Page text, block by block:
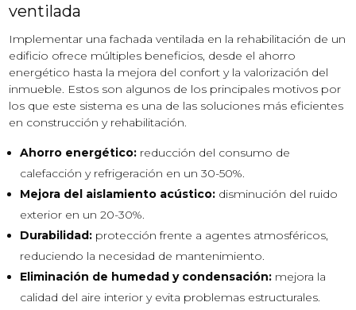
ventilada
Implementar una fachada ventilada en la rehabilitación de un
edificio ofrece múltiples beneficios, desde el ahorro
energético hasta la mejora del confort y la valorización del
inmueble. Estos son algunos de los principales motivos por
los que este sistema es una de las soluciones más eficientes
en construcción y rehabilitación.
Ahorro energético: reducción del consumo de
calefacción y refrigeración en un 30-50%.
Mejora del aislamiento acústico: disminución del ruido
exterior en un 20-30%.
Durabilidad: protección frente a agentes atmosféricos,
reduciendo la necesidad de mantenimiento.
Eliminación de humedad y condensación: mejora la
calidad del aire interior y evita problemas estructurales.